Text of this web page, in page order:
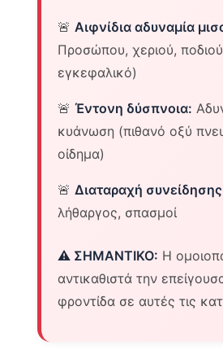
🚨 Αιφνίδια αδυναμία
Προσώπου, χεριού,
εγκεφαλικό)
🚨Έντονη δύσπνοια:
κυάνωση (πιθανό οξύ
οίδημα)
🚨Διαταραχή
λήθαργος, σπασμοί
⚠️ ΣΗΜΑΝΤΙΚΟ: Η
αντικαθιστά την
φροντίδα σε αυτές τις